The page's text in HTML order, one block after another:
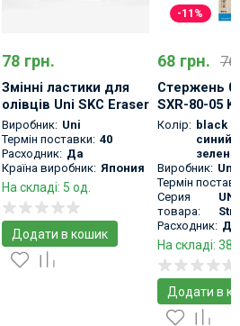
78 грн.
Змінні ластики для
олівців Uni SKC Eraser
Refill 5pcs
Виробник: Uni
Термін поставки: 40
Расходник: Да
Країна виробник: Япония
На складі: 5 од.
Додати в кошик
-11%
68 грн. 76
Стержень
SXR-80-05
Ballpoint
Колір: black
синий
Виробник: Uni
Термін
Серия
товара:
Расходник: Да
На складі: 38
Додати в